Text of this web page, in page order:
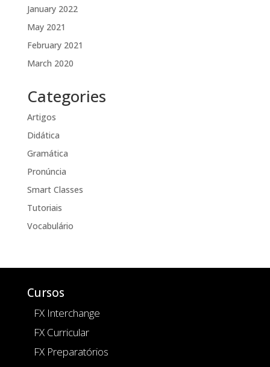
January 2022
May 2021
February 2021
March 2020
Categories
Artigos
Didática
Gramática
Pronúncia
Smart Classes
Tutoriais
Vocabulário
Cursos
FX Interchange
FX Curricular
FX Preparatórios